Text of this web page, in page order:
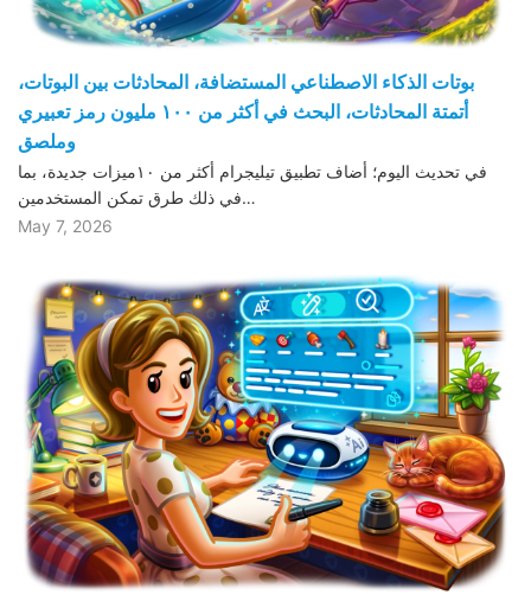
بوتات الذكاء الاصطناعي المستضافة، المحادثات بين البوتات،
أتمتة المحادثات، البحث في أكثر من ١٠٠ مليون رمز تعبيري
وملصق
في تحديث اليوم؛ أضاف تطبيق تيليجرام أكثر من ١٠ميزات جديدة، بما
في ذلك طرق تمكن المستخدمين…
May 7, 2026